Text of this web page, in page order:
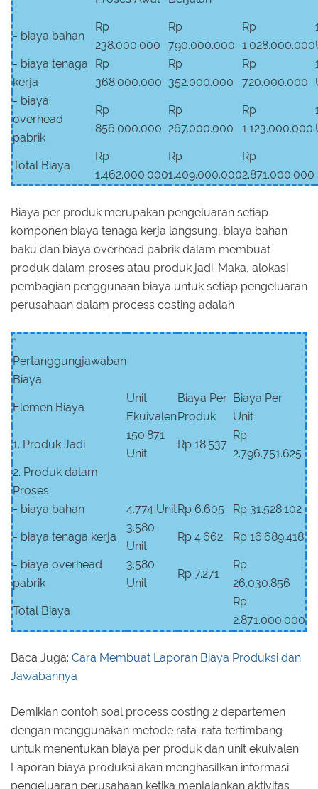
- biaya bahan
Rp
238.000.000
Rp
790.000.000
Rp
1.028.000.000
- biaya tenaga
kerja
Rp
368.000.000
Rp
352.000.000
Rp
720.000.000
- biaya
overhead
pabrik
Rp
856.000.000
Rp
267.000.000
Rp
1.123.000.000
Total Biaya
Rp
1.462.000.000
Rp
1.409.000.000
Rp
2.871.000.000
Biaya per produk merupakan pengeluaran setiap
komponen biaya tenaga kerja langsung, biaya bahan
baku dan biaya overhead pabrik dalam membuat
produk dalam proses atau produk jadi. Maka, alokasi
pembagian penggunaan biaya untuk setiap pengeluaran
perusahaan dalam process costing adalah
*
Pertanggungjawaban
Biaya
Elemen Biaya
Unit
Ekuivalen
Biaya Per
Produk
Biaya Per
Unit
1. Produk Jadi
150.871
Unit
Rp 18.537
Rp
2.796.751.625
2. Produk dalam
Proses
- biaya bahan
4.774 UnitRp 6.605 Rp 31.528.102
- biaya tenaga kerja
3.580
Unit
Rp 4.662 Rp 16.689.418
- biaya overhead
pabrik
3.580
Unit
Rp 7.271
Rp
26.030.856
Total Biaya
Rp
2.871.000.000
Baca Juga: Cara Membuat Laporan Biaya Produksi dan
Jawabannya
Demikian contoh soal process costing 2 departemen
dengan menggunakan metode rata-rata tertimbang
untuk menentukan biaya per produk dan unit ekuivalen.
Laporan biaya produksi akan menghasilkan informasi
pengeluaran perusahaan ketika menjalankan aktivitas